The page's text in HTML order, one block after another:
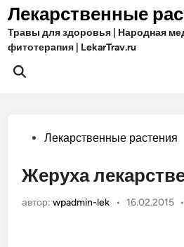
Перейти
содержимому
Лекарственные
Травы для здоровья | Народная
фитотерапия | LekarTrav.ru
Открыть
Опубликовано
Лекарственные растения
Жеруха
автор:wpadmin-lek • 16.02.2015 •